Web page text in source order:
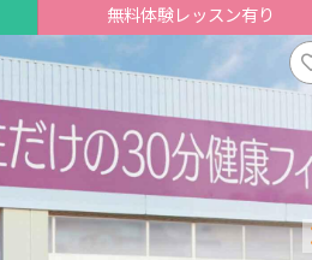
無料体験レッスン有り